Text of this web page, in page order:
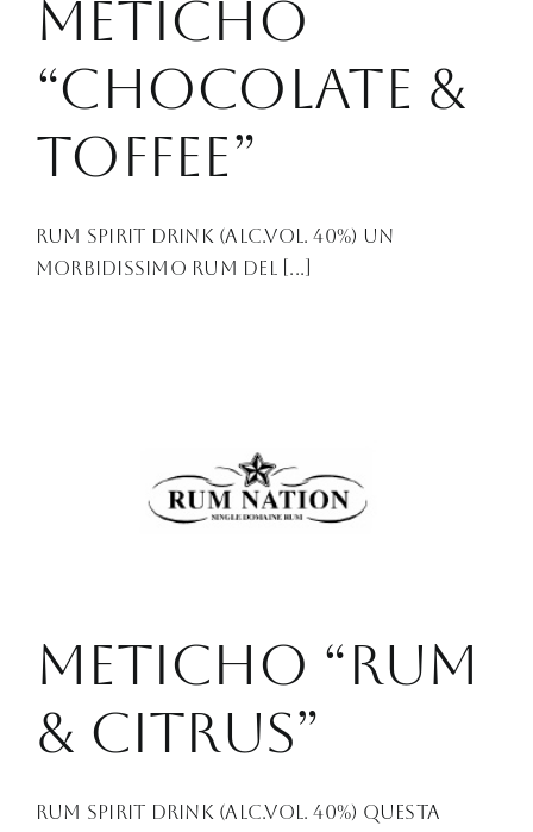
METICHO
“CHOCOLATE &
TOFFEE”
Rum Spirit Drink (ALc.Vol. 40%) Un
morbidissimo rum del [...]
METICHO “RUM
& CITRUS”
Rum Spirit Drink (ALc.Vol. 40%) Questa